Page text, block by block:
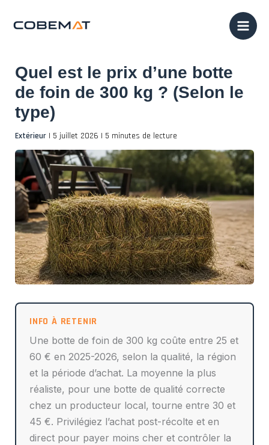
Quel est le prix d’une botte
de foin de 300 kg ? (Selon le
type)
Extérieur| 5 juillet 2026 | 5 minutes de lecture
Une botte de foin de 300 kg coûte entre 25 et
60 € en 2025-2026, selon la qualité, la région
et la période d’achat. La moyenne la plus
réaliste, pour une botte de qualité correcte
chez un producteur local, tourne entre 30 et
45 €. Privilégiez l’achat post-récolte et en
direct pour payer moins cher et contrôler la